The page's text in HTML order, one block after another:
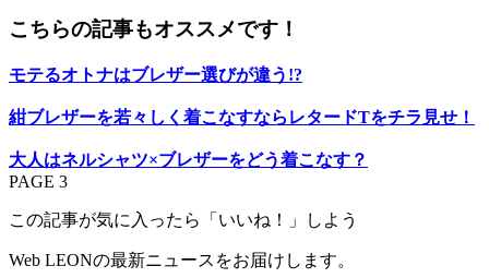
こちらの記事もオススメです！
モテるオトナはブレザー選びが違う!?
紺ブレザーを若々しく着こなすならレタードTをチラ見せ！
大人はネルシャツ×ブレザーをどう着こなす？
PAGE 3
この記事が気に入ったら「いいね！」しよう
Web LEONの最新ニュースをお届けします。